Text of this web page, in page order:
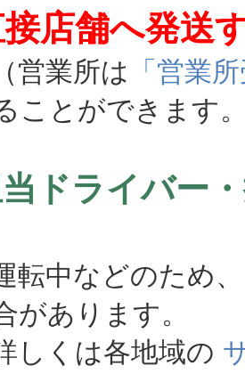
店舗へ発送
業所は 「営業
ことができます
当ドライバー
転中などのため
があります。
しくは各地域の